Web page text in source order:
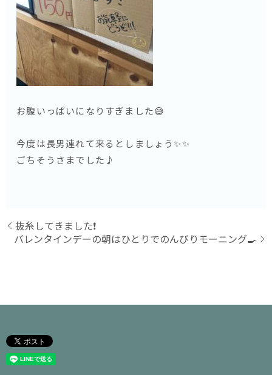
お腹いっぱいになりすぎました😅
今度は長男連れて来るとしましょう✨✨
ごちそうさまでした♪
抜糸してきました❗️
バレンタインデーの朝はひとりでのんびりモーニング🍳